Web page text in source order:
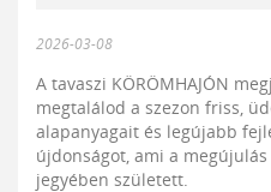
2026-03-08
A tavaszi KÖRÖMHAJÓN
megtalálod a szezon friss,
alapanyagait és legújabb
újdonságot, ami a
jegyében született.